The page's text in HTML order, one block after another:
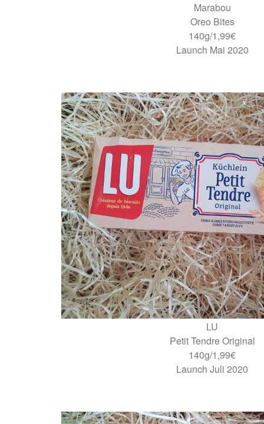
Marabou
Oreo Bites
140g/1,99€
Launch Mai 2020
LU
Petit Tendre Original
140g/1,99€
Launch Juli 2020